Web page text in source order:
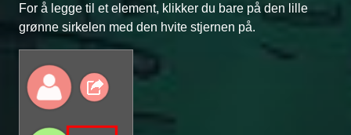
For å legge til et element, klikker du bare på den lille
grønne sirkelen med den hvite stjernen på.